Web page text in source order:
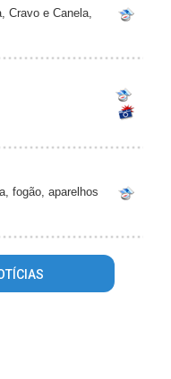
Cravo e Canela,
fogão, aparelhos